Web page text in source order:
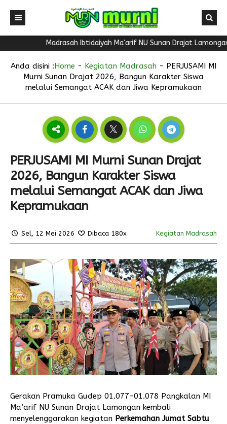
Madrasah Ibtidaiyah Ma'arif NU Sunan Drajat Lamongan
Anda disini :Home - Kegiatan Madrasah - PERJUSAMI MI
Murni Sunan Drajat 2026, Bangun Karakter Siswa
melalui Semangat ACAK dan Jiwa Kepramukaan
PERJUSAMI MI Murni Sunan Drajat
2026, Bangun Karakter Siswa
melalui Semangat ACAK dan Jiwa
Kepramukaan
Sel, 12 Mei 2026 Dibaca 180x Kegiatan Madrasah
Gerakan Pramuka Gudep 01.077–01.078 Pangkalan MI
Ma’arif NU Sunan Drajat Lamongan kembali
menyelenggarakan kegiatan Perkemahan Jumat Sabtu